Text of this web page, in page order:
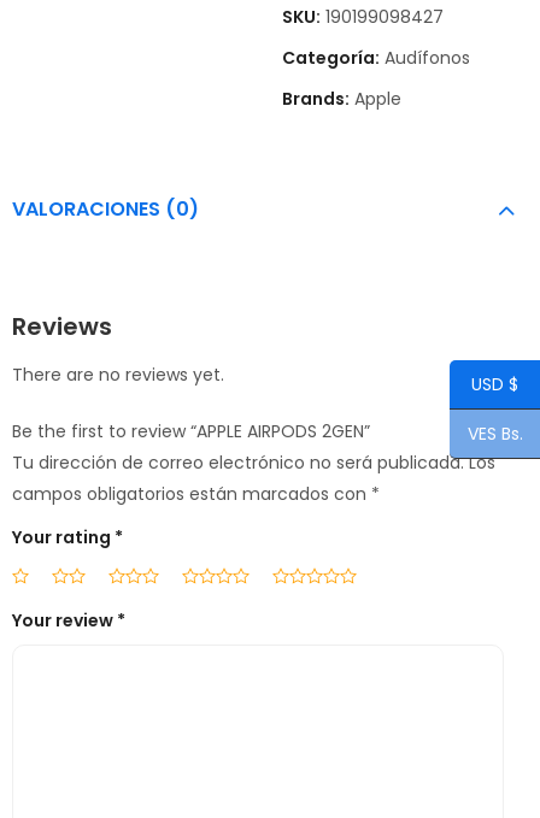
SKU: 190199098427
Categoría: Audífonos
Brands: Apple
VALORACIONES (0)
Reviews
There are no reviews yet.
Be the first to review “APPLE AIRPODS 2GEN”
Tu dirección de correo electrónico no será publicada. Los
campos obligatorios están marcados con *
Your rating *
Your review *
USD $
VES Bs.